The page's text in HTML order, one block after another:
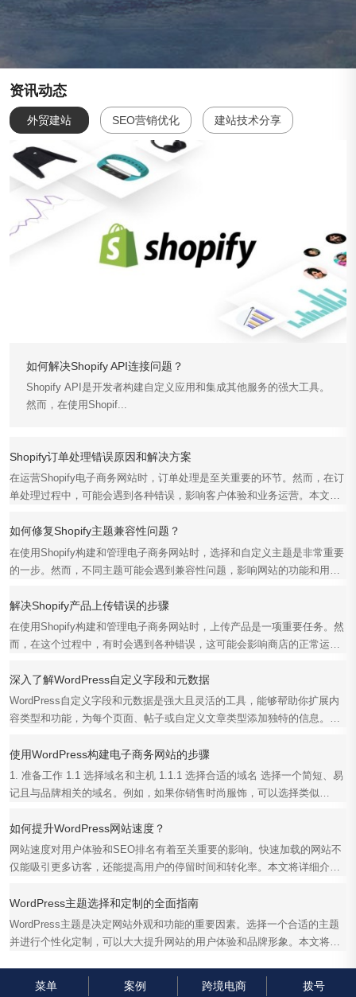
资讯动态
外贸建站 SEO营销优化 建站技术分享
如何解决Shopify API连接问题？
Shopify API是开发者构建自定义应用和集成其他服务的强大工具。
然而，在使用Shopif...
Shopify订单处理错误原因和解决方案
在运营Shopify电子商务网站时，订单处理是至关重要的环节。然而，在订
单处理过程中，可能会遇到各种错误，影响客户体验和业务运营。本文将
如何修复Shopify主题兼容性问题？
在使用Shopify构建和管理电子商务网站时，选择和自定义主题是非常重要
的一步。然而，不同主题可能会遇到兼容性问题，影响网站的功能和用户
解决Shopify产品上传错误的步骤
在使用Shopify构建和管理电子商务网站时，上传产品是一项重要任务。然
而，在这个过程中，有时会遇到各种错误，这可能会影响商店的正常运
深入了解WordPress自定义字段和元数据
WordPress自定义字段和元数据是强大且灵活的工具，能够帮助你扩展内
容类型和功能，为每个页面、帖子或自定义文章类型添加独特的信息。本
使用WordPress构建电子商务网站的步骤
1. 准备工作 1.1 选择域名和主机 1.1.1 选择合适的域名 选择一个简短、易
记且与品牌相关的域名。例如，如果你销售时尚服饰，可以选择类似
如何提升WordPress网站速度？
网站速度对用户体验和SEO排名有着至关重要的影响。快速加载的网站不
仅能吸引更多访客，还能提高用户的停留时间和转化率。本文将详细介绍
WordPress主题选择和定制的全面指南
WordPress主题是决定网站外观和功能的重要因素。选择一个合适的主题
并进行个性化定制，可以大大提升网站的用户体验和品牌形象。本文将全
面介绍WordPress主题...
菜单 案例 跨境电商 拨号